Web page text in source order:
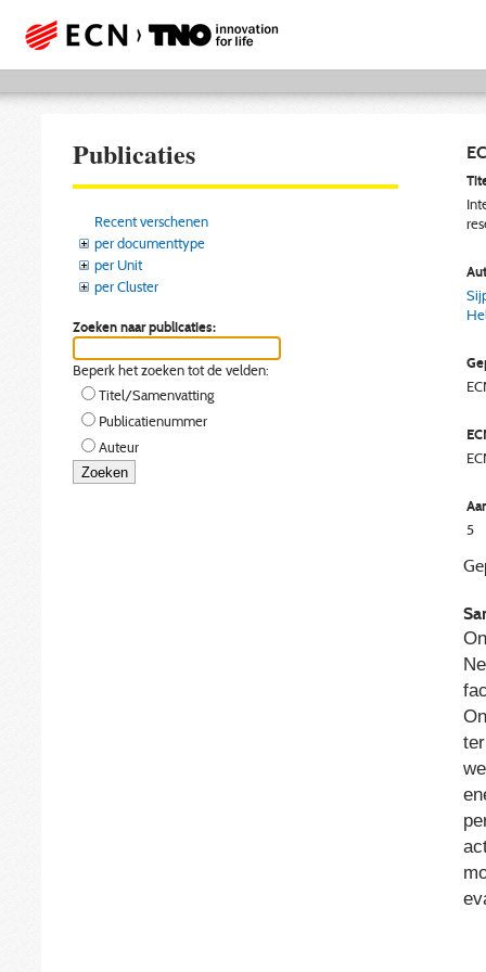
Publicaties
Recent verschenen
per documenttype
per Unit
per Cluster
Zoeken naar publicaties:
Beperk het zoeken tot de velden:
Titel/Samenvatting
Publicatienummer
Auteur
5